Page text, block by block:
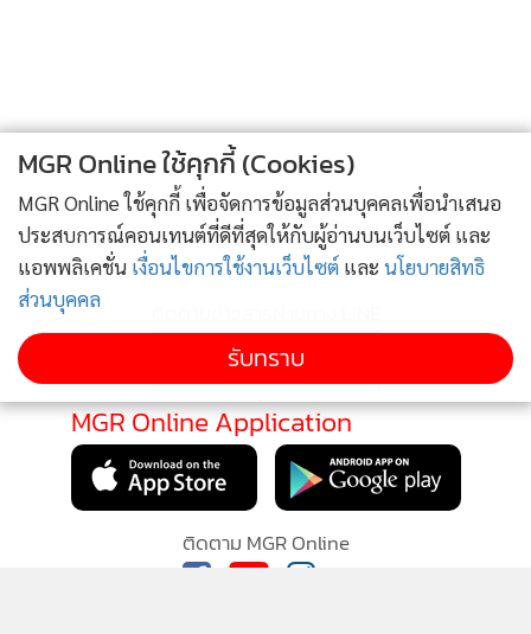
MGR Online Application
ติดตาม MGR Online
MGR Online ใช้คุกกี้ (Cookies)
MGR Online ใช้คุกกี้ เพื่อจัดการข้อมูลส่วนบุคคลเพื่อนำเสนอ
ประสบการณ์คอนเทนต์ที่ดีที่สุดให้กับผู้อ่านบนเว็บไซต์ และ
แอพพลิเคชั่น เงื่อนไขการใช้งานเว็บไซต์ และ นโยบายสิทธิ
ส่วนบุคคล
รับทราบ